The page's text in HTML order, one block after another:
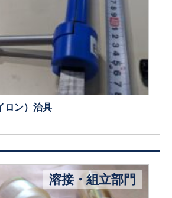
ロン）治具
溶接・組立部門